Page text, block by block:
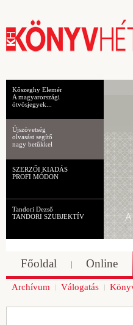
Kőszeghy Elemér
A magyarországi
ötvösjegyek...
Újszövetség
olvasást segítő
nagy betűkkel
SZERZŐI KIADÁS
PROFI MÓDON
Tandori Dezső
TANDORI SZUBJEKTÍV
Főoldal Online
Archívum Válogatás